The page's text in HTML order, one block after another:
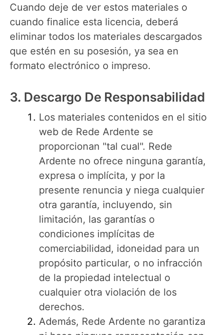
Cuando deje de ver estos materiales o
cuando finalice esta licencia, deberá
eliminar todos los materiales descargados
que estén en su posesión, ya sea en
formato electrónico o impreso.
3. Descargo De Responsabilidad
Los materiales contenidos en el sitio
web de Rede Ardente se
proporcionan "tal cual". Rede
Ardente no ofrece ninguna garantía,
expresa o implícita, y por la
presente renuncia y niega cualquier
otra garantía, incluyendo, sin
limitación, las garantías o
condiciones implícitas de
comerciabilidad, idoneidad para un
propósito particular, o no infracción
de la propiedad intelectual o
cualquier otra violación de los
derechos.
Además, Rede Ardente no garantiza